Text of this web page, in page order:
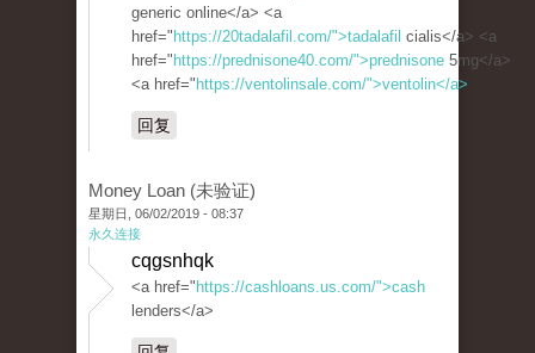
generic online</a> <a
href=" https://20tadalafil.com/">tadalafil cialis</a> <a
href=" https://prednisone40.com/">prednisone 5mg</a>
<a href=" https://ventolinsale.com/">ventolin</a>
回复
Money Loan (未验证)
星期日, 06/02/2019 - 08:37
永久连接
cqgsnhqk
<a href=" https://cashloans.us.com/">cash
lenders</a>